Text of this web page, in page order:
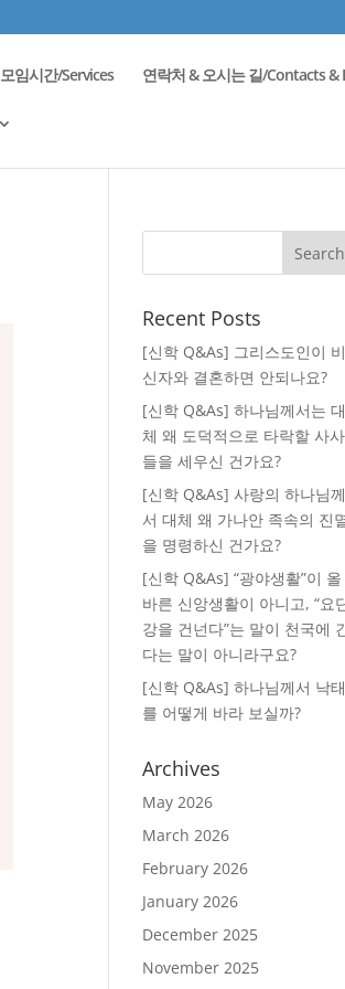
모임시간/Services 연락처 & 오시는 길/Contacts &
Recent Posts
[신학 Q&As] 그리스도인이 비
신자와 결혼하면 안되나요?
[신학 Q&As] 하나님께서는 대
체 왜 도덕적으로 타락할 사사
들을 세우신 건가요?
[신학 Q&As] 사랑의 하나님께
서 대체 왜 가나안 족속의 진
을 명령하신 건가요?
[신학 Q&As] “광야생활”이 올
바른 신앙생활이 아니고, “요
강을 건넌다”는 말이 천국에
다는 말이 아니라구요?
[신학 Q&As] 하나님께서 낙태
를 어떻게 바라 보실까?
Archives
May 2026
March 2026
February 2026
January 2026
December 2025
November 2025